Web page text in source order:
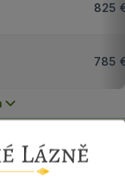
825
785
andere...